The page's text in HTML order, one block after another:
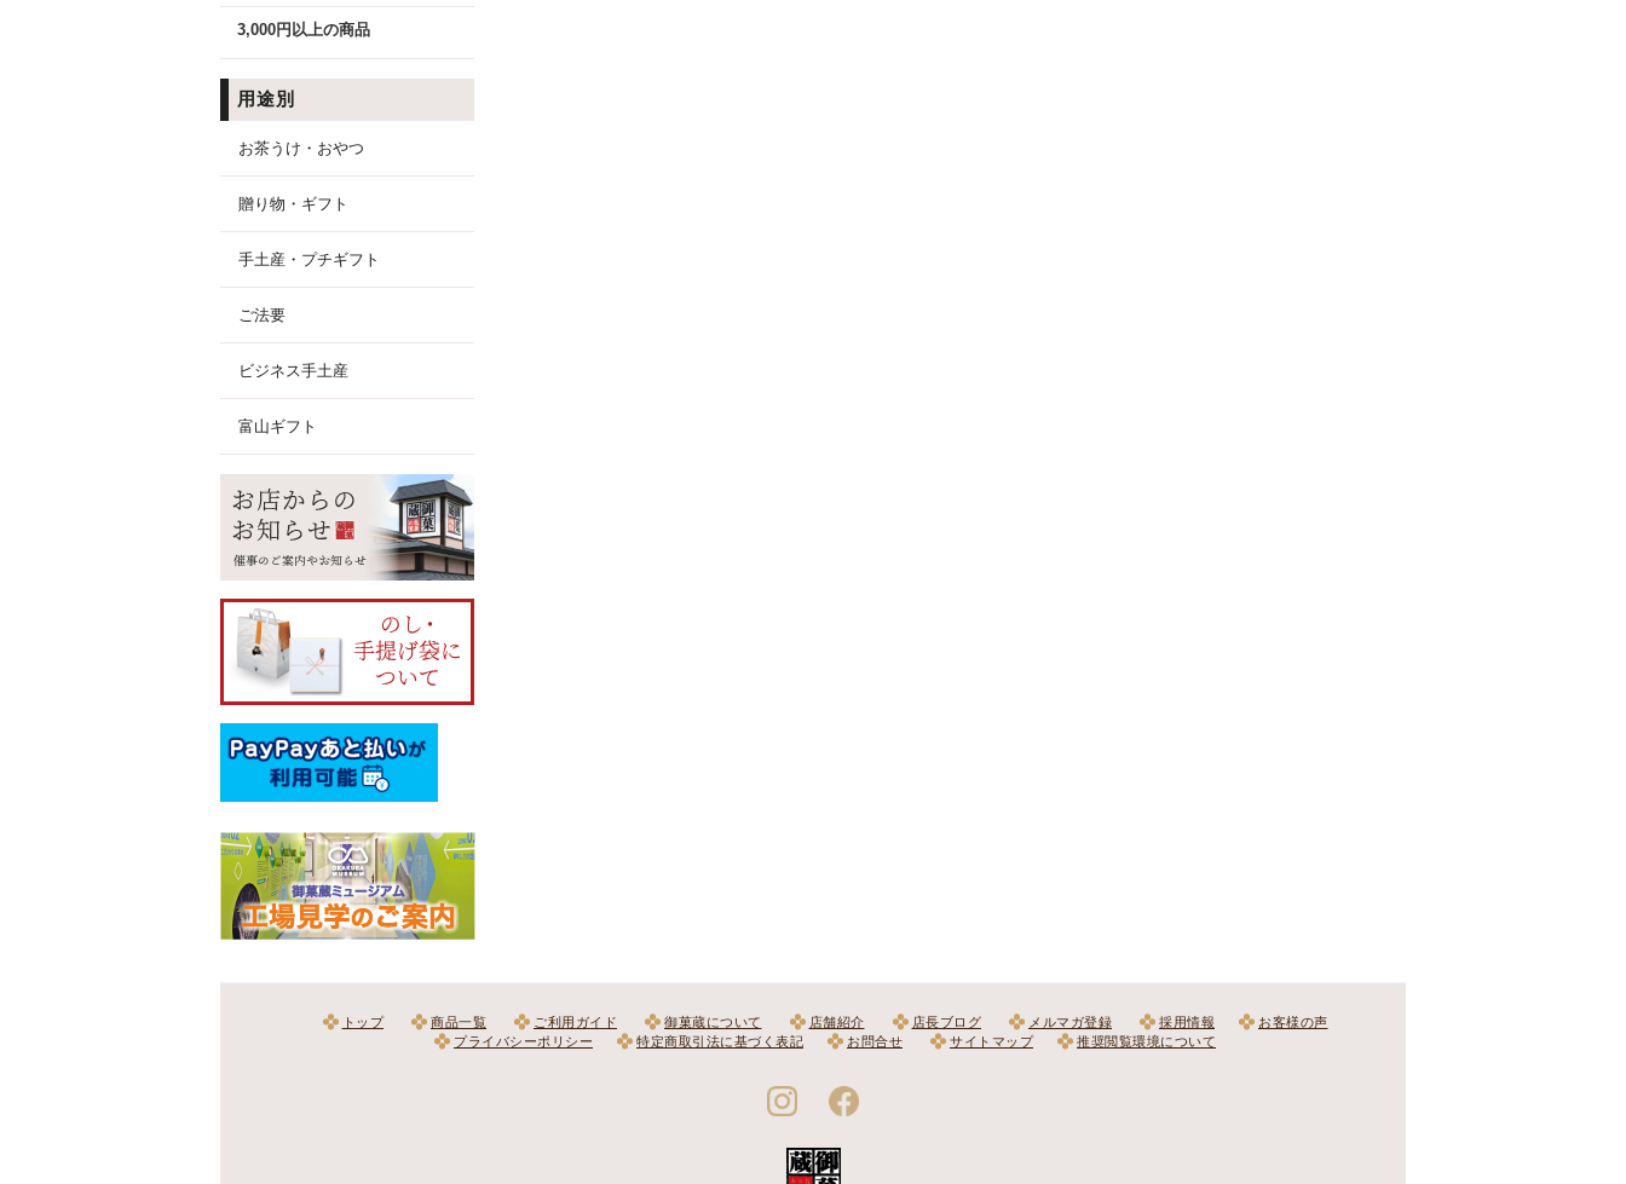
3,000円以上の商品
用途別
お茶うけ・おやつ
贈り物・ギフト
手土産・プチギフト
ご法要
ビジネス手土産
富山ギフト
トップ 商品一覧 ご利用ガイド 御菓蔵について 店舗紹介 店長ブログ メルマガ登録 採用情報
お客様の声
プライバシーポリシー
特定商取引法に基づく表記 お問合せ サイトマップ 推奨閲覧環境について